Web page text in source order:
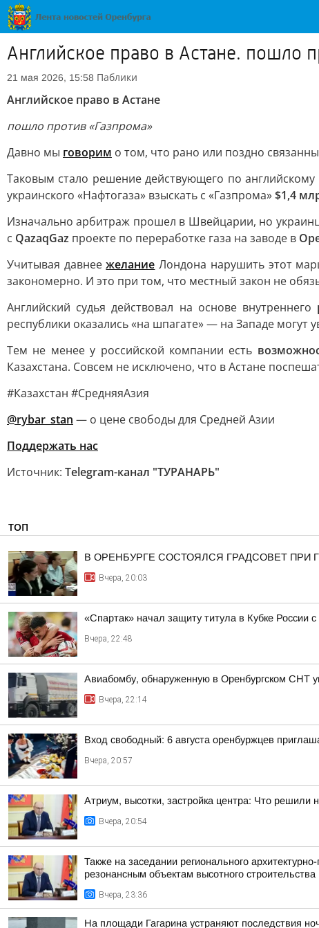
Английское право в Астане. пошло
21 мая 2026, 15:58 Паблики
Английское право в Астане
пошло против «Газпрома»
Давно мы говорим о том, что рано или поздно
Таковым стало решение действующего по английскому
украинского «Нафтогаза» взыскать с «Газпрома»$1,4
Изначально арбитраж прошел в Швейцарии, но
с QazaqGaz проекте по переработке газа на заводе в
Учитывая давнеежелание Лондона нарушить этот
закономерно. И это при том, что местный закон не
Английский судья действовал на основе внутреннего
республики оказались «на шпагате» — на Западе могут
Тем не менее у российской компании есть
Казахстана. Совсем не исключено, что в Астане
#Казахстан #СредняяАзия
@rybar_stan — о цене свободы для Средней Азии
Поддержать нас
Источник: Telegram-канал "ТУРАНАРЬ"
ТОП
В ОРЕНБУРГЕ СОСТОЯЛСЯ ГРАДСОВЕТ ПРИ
Вчера, 20:03
«Спартак» начал защиту титула в Кубке России
Вчера, 22:48
Авиабомбу, обнаруженную в Оренбургском СНТ
Вчера, 22:14
Вход свободный: 6 августа оренбуржцев
Вчера, 20:57
Атриум, высотки, застройка центра: Что решили
Вчера, 20:54
Также на заседании регионального
резонансным объектам высотного строительства
Вчера, 23:36
На площади Гагарина устраняют последствия